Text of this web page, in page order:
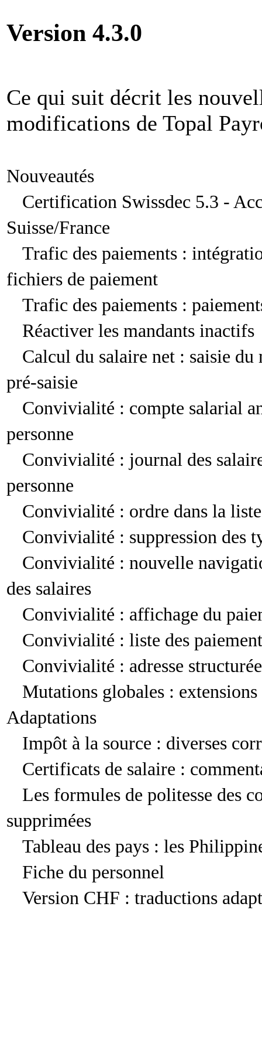
Version 4.3.0
Ce qui suit décrit les
modifications de Topal
Nouveautés
Certification Swissdec 5.3 -
Suisse/France
Trafic des paiements :
fichiers de paiement
Trafic des paiements :
Réactiver les mandants inactifs
Calcul du salaire net : saisie
pré-saisie
Convivialité : compte salarial
personne
Convivialité : journal des
personne
Convivialité : ordre dans la
Convivialité : suppression des
Convivialité : nouvelle
des salaires
Convivialité : affichage du
Convivialité : liste des
Convivialité : adresse
Mutations globales :
Adaptations
Impôt à la source : diverses
Certificats de salaire :
Les formules de politesse des
supprimées
Tableau des pays : les
Fiche du personnel
Version CHF : traductions